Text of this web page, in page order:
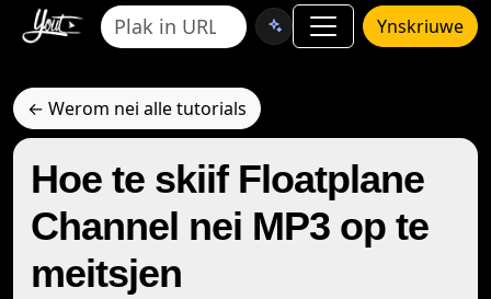
Ynskriuwe
← Werom nei alle tutorials
Hoe te skiif Floatplane
Channel nei MP3 op te
meitsjen